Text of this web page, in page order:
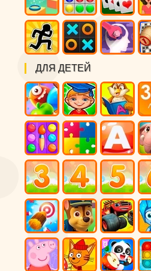
ДЛЯ ДЕТЕЙ